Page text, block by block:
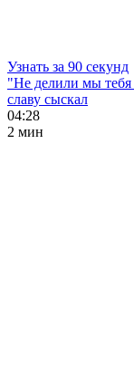
Узнать за 90 секунд
"Не делили мы
славу сыскал
04:28
2 мин